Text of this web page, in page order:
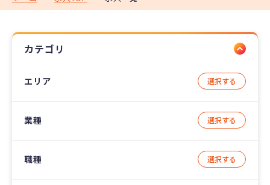
カテゴリ
エリア 選択する
業種 選択する
職種 選択する